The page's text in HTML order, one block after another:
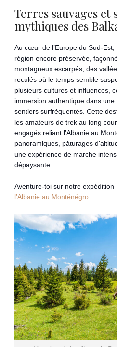
Terres sauvages et
mythiques des
Au cœur de l’Europe du Sud-
région encore préservée,
montagneux escarpés, des
reculés où le temps semble
plusieurs cultures et influences,
immersion authentique dans
sentiers surfréquentés. Cette
les amateurs de trek au long
engagés reliant l’Albanie au
panoramiques, pâturages
une expérience de marche
dépaysante.
Aventure-toi sur notre expédition
l’Albanie au Monténégro.